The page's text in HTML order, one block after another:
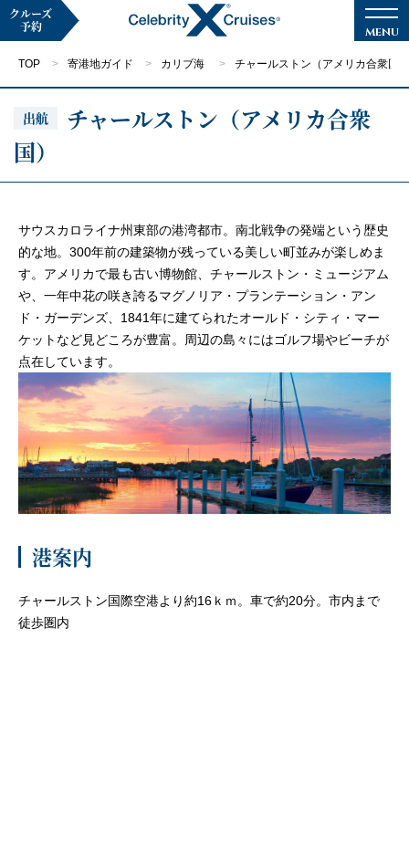
マイページ
クルーズ検索
キャンペーン・特集
クルーズの楽しみ方
船内へようこそ
客船のご案内
寄港地ガイド
トピックス
ご予約後の流れ
クルーズ
予約
TOP 寄港地ガイド カリブ海 チャールストン（アメリカ合衆国）
出航
チャールストン（アメリカ合衆
国）
サウスカロライナ州東部の港湾都市。南北戦争の発端という歴史
的な地。300年前の建築物が残っている美しい町並みが楽しめま
す。アメリカで最も古い博物館、チャールストン・ミュージアム
や、一年中花の咲き誇るマグノリア・プランテーション・アン
ド・ガーデンズ、1841年に建てられたオールド・シティ・マー
ケットなど見どころが豊富。周辺の島々にはゴルフ場やビーチが
点在しています。
港案内
チャールストン国際空港より約16ｋｍ。車で約20分。市内まで
徒歩圏内